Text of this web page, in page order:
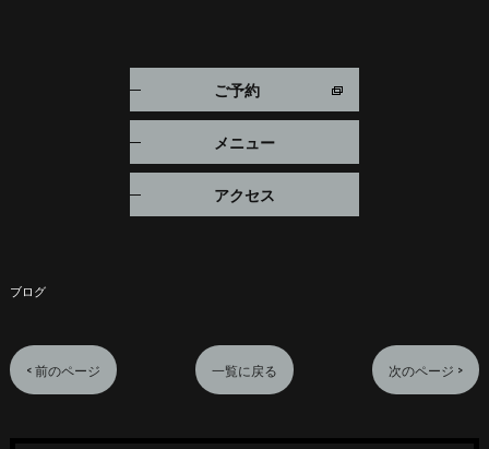
ご予約
メニュー
アクセス
ブログ
< 前のページ 一覧に戻る 次のページ >